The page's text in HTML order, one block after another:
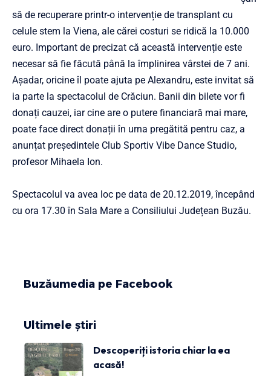
să de recuperare printr-o intervenție de transplant cu
celule stem la Viena, ale cărei costuri se ridică la 10.000
euro. Important de precizat că această intervenție este
necesar să fie făcută până la împlinirea vârstei de 7 ani.
Așadar, oricine îl poate ajuta pe Alexandru, este invitat să
ia parte la spectacolul de Crăciun. Banii din bilete vor fi
donați cauzei, iar cine are o putere financiară mai mare,
poate face direct donații în urna pregătită pentru caz, a
anunțat președintele Club Sportiv Vibe Dance Studio,
profesor Mihaela Ion.
Spectacolul va avea loc pe data de 20.12.2019, începând
cu ora 17.30 în Sala Mare a Consiliului Județean Buzău.
Buzăumedia pe Facebook
Ultimele știri
Descoperiți istoria chiar la ea
acasă!